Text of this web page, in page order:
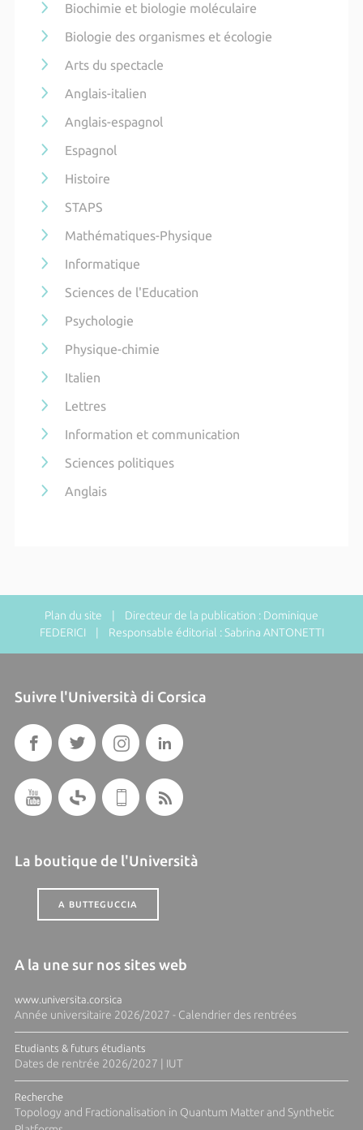
Biochimie et biologie moléculaire
Biologie des organismes et écologie
Arts du spectacle
Anglais-italien
Anglais-espagnol
Espagnol
Histoire
STAPS
Mathématiques-Physique
Informatique
Sciences de l'Education
Psychologie
Physique-chimie
Italien
Lettres
Information et communication
Sciences politiques
Anglais
Plan du site | Directeur de la publication : Dominique
FEDERICI | Responsable éditorial : Sabrina ANTONETTI
Suivre l'Università di Corsica
La boutique de l'Università
A BUTTEGUCCIA
A la une sur nos sites web
www.universita.corsica
Année universitaire 2026/2027 - Calendrier des rentrées
Etudiants & futurs étudiants
Dates de rentrée 2026/2027 | IUT
Recherche
Topology and Fractionalisation in Quantum Matter and Synthetic